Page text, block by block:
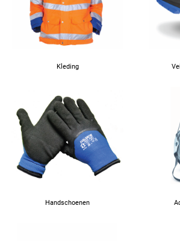
42
Kleding
Handschoenen